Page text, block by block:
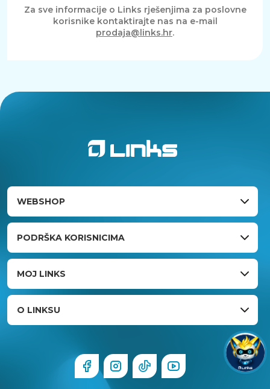
Za sve informacije o Links rješenjima za poslovne
korisnike kontaktirajte nas na e-mail
prodaja@links.hr.
WEBSHOP
PODRŠKA KORISNICIMA
MOJ LINKS
O LINKSU